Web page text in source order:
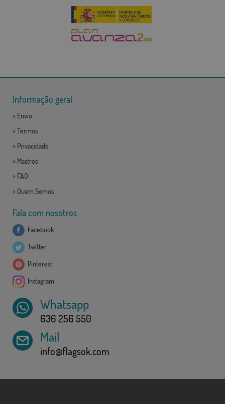
Informação geral
> Envio
> Termos
> Privacidade
> Mastros
> FAQ
> Quem Somos
Fala com nosotros
Facebook
Twitter
Pinterest
Instagram
Whatsapp
636 256 550
Mail
info@flagsok.com